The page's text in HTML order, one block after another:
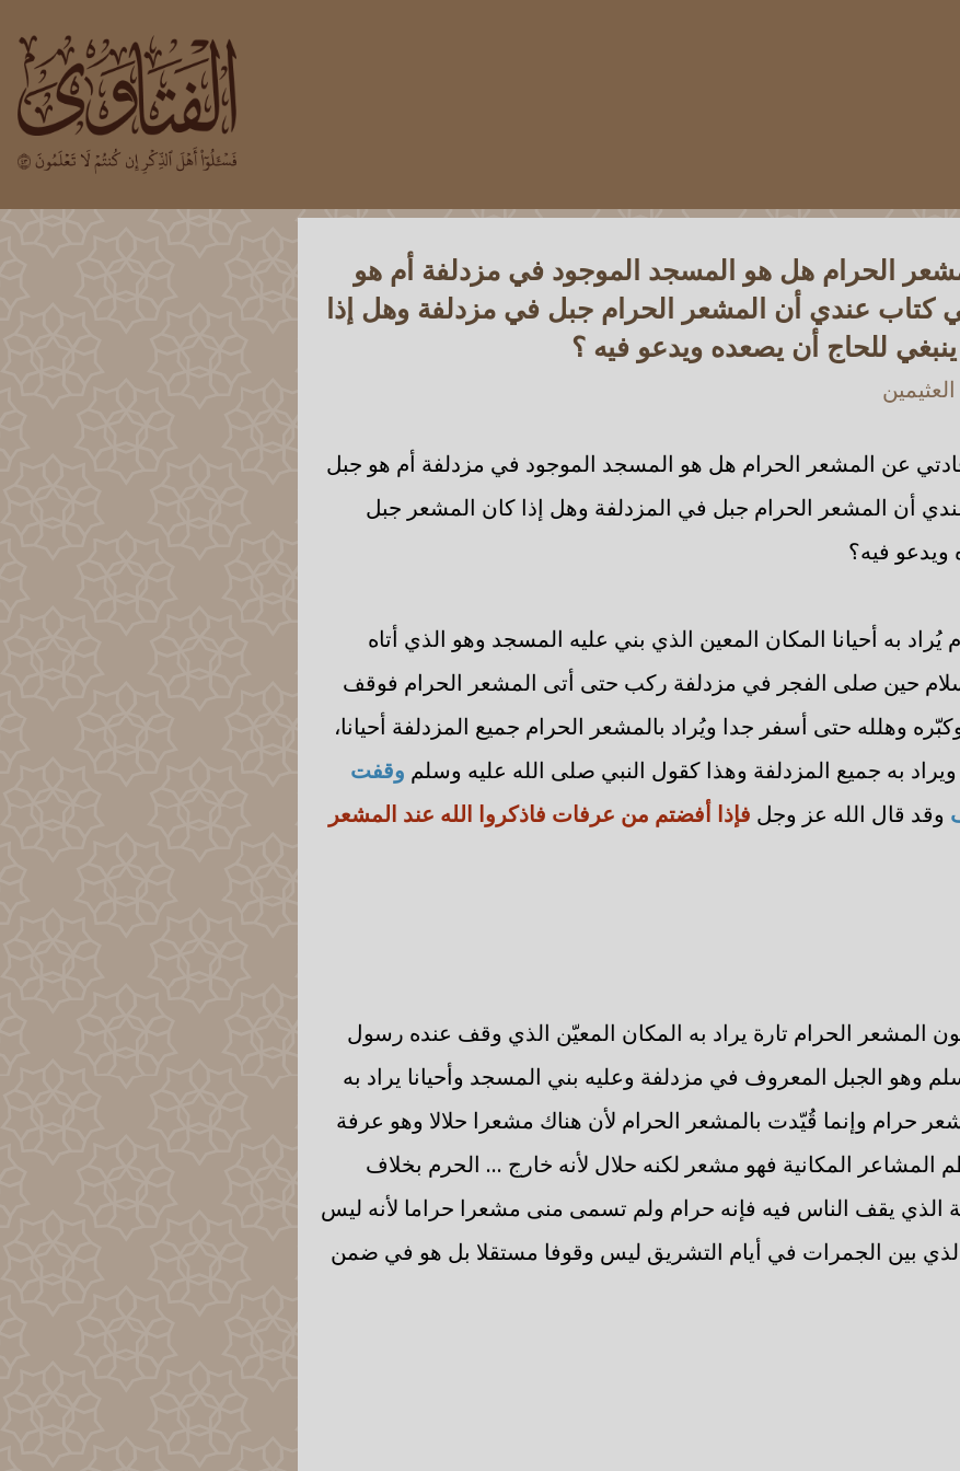
الحرام هل هو المسجد الموجود في مزدلفة أم هو
عندي أن المشعر الحرام جبل في مزدلفة وهل إذا
للحاج أن يصعده ويدعو فيه ؟
عن المشعر الحرام هل هو المسجد الموجود في مزدلفة أم هو جبل
أن المشعر الحرام جبل في المزدلفة وهل إذا كان المشعر جبل
ويدعو فيه؟
يُراد به أحيانا المكان المعين الذي بني عليه المسجد وهو الذي أتاه
حين صلى الفجر في مزدلفة ركب حتى أتى المشعر الحرام فوقف
وهلله حتى أسفر جدا ويُراد بالمشعر الحرام جميع المزدلفة أحيانا،
به جميع المزدلفة وهذا كقول النبي صلى الله عليه وسلم وقفت
وقد قال الله عز وجل فإذا أفضتم من عرفات فاذكروا الله عند المشعر
المشعر الحرام تارة يراد به المكان المعيّن الذي وقف عنده رسول
وهو الجبل المعروف في مزدلفة وعليه بني المسجد وأحيانا يراد به
حرام وإنما قُيّدت بالمشعر الحرام لأن هناك مشعرا حلالا وهو عرفة
المكانية فهو مشعر لكنه حلال لأنه خارج ... الحرم بخلاف
الذي يقف الناس فيه فإنه حرام ولم تسمى منى مشعرا حراما لأنه ليس
بين الجمرات في أيام التشريق ليس وقوفا مستقلا بل هو في ضمن